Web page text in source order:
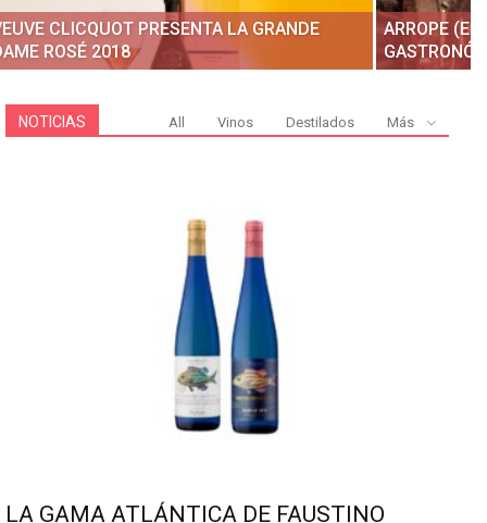
CLICQUOT PRESENTA LA GRANDE
ROSÉ 2018
ARROPE
NOTICIAS All Vinos Destilados Más
LA GAMA ATLÁNTICA DE FAUSTINO